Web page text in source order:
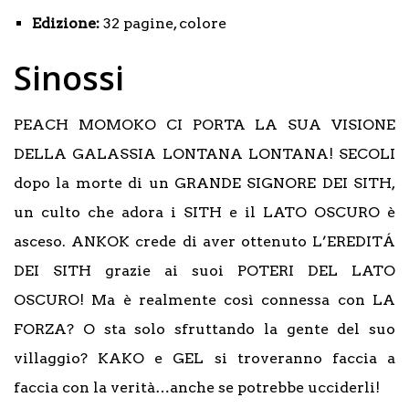
Edizione: 32 pagine, colore
Sinossi
PEACH MOMOKO CI PORTA LA SUA VISIONE
DELLA GALASSIA LONTANA LONTANA! SECOLI
dopo la morte di un GRANDE SIGNORE DEI SITH,
un culto che adora i SITH e il LATO OSCURO è
asceso. ANKOK crede di aver ottenuto L’EREDITÁ
DEI SITH grazie ai suoi POTERI DEL LATO
OSCURO! Ma è realmente così connessa con LA
FORZA? O sta solo sfruttando la gente del suo
villaggio? KAKO e GEL si troveranno faccia a
faccia con la verità…anche se potrebbe ucciderli!